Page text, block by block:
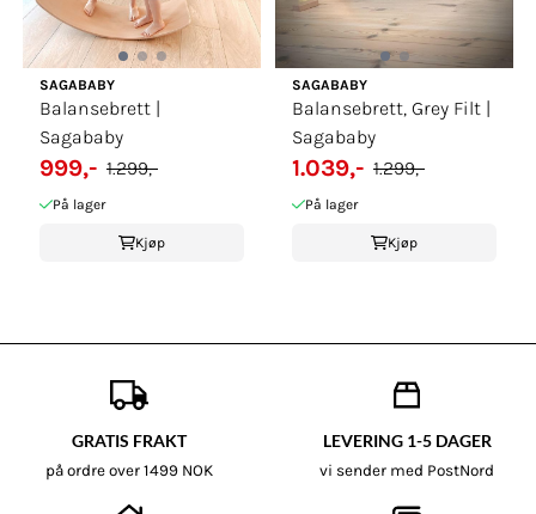
SAGABABY
Balansebrett |
Sagababy
999,- 1.299,-
På lager
Kjøp
SAGABABY
Balansebrett, Grey Filt |
Sagababy
1.039,- 1.299,-
På lager
Kjøp
GRATIS FRAKT
på ordre over 1499 NOK
LEVERING 1-5 DAGER
vi sender med PostNord